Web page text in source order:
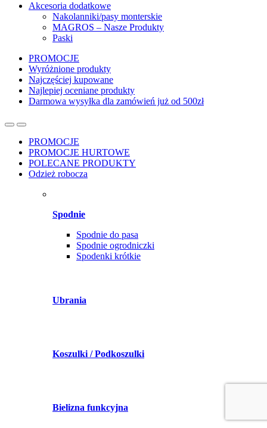
Akcesoria dodatkowe
Nakolanniki/pasy monterskie
MAGROS – Nasze Produkty
Paski
PROMOCJE
Wyróżnione produkty
Najczęściej kupowane
Najlepiej oceniane produkty
Darmowa wysyłka dla zamówień już od 500zł
PROMOCJE
PROMOCJE HURTOWE
POLECANE PRODUKTY
Odzież robocza
Spodnie
Spodnie do pasa
Spodnie ogrodniczki
Spodenki krótkie
Ubrania
Koszulki / Podkoszulki
Bielizna funkcyjna